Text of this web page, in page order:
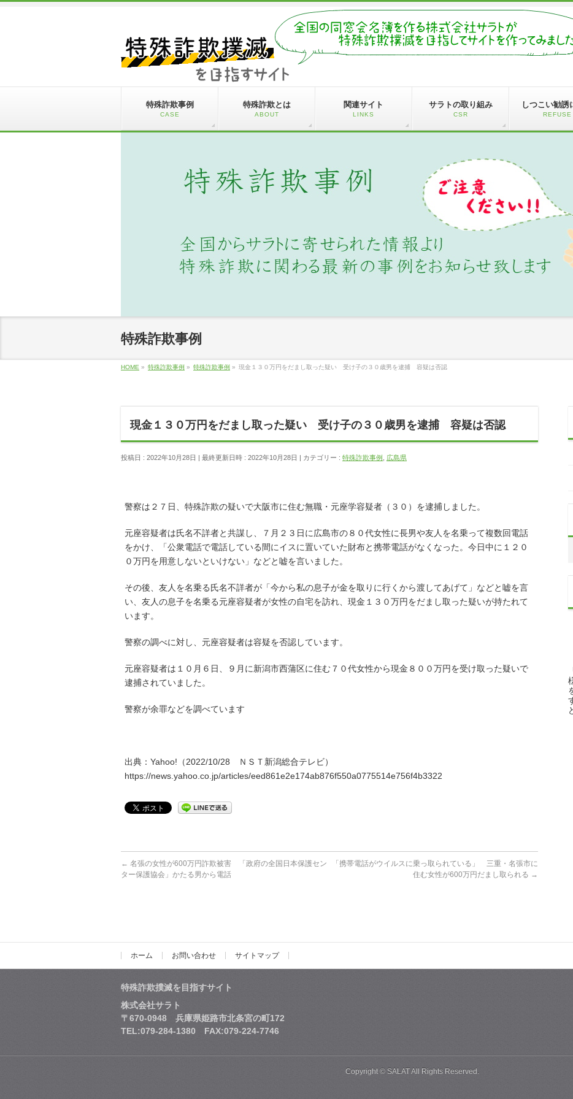
特殊詐欺事例
CASE
特殊詐欺とは
ABOUT
関連サイト
LINKS
サラトの取り組み
CSR
しつこい勧誘
REFUSE
特殊詐欺事例
HOME » 特殊詐欺事例 » 特殊詐欺事例 » 現金１３０万円をだまし取った疑い 受け子の３０歳男を逮捕 容疑は否認
現金１３０万円をだまし取った疑い 受け子の３０歳男を逮捕 容疑は否認
投稿日 : 2022年10月28日 最終更新日時 : 2022年10月28日 カテゴリー : 特殊詐欺事例 広島県
警察は２７日、特殊詐欺の疑いで大阪市に住む無職・元座学容疑者（３０）を逮捕しました。
元座容疑者は氏名不詳者と共謀し、７月２３日に広島市の８０代女性に長男や友人を名乗って複数回電話
をかけ、「公衆電話で電話している間にイスに置いていた財布と携帯電話がなくなった。今日中に１２０
０万円を用意しないといけない」などと嘘を言いました。
その後、友人を名乗る氏名不詳者が「今から私の息子が金を取りに行くから渡してあげて」などと嘘を言
い、友人の息子を名乗る元座容疑者が女性の自宅を訪れ、現金１３０万円をだまし取った疑いが持たれて
います。
警察の調べに対し、元座容疑者は容疑を否認しています。
元座容疑者は１０月６日、９月に新潟市西蒲区に住む７０代女性から現金８００万円を受け取った疑いで
逮捕されていました。
警察が余罪などを調べています
出典：Yahoo!（2022/10/28 ＮＳＴ新潟総合テレビ）
https://news.yahoo.co.jp/articles/eed861e2e174ab876f550a0775514e756f4b3322
← 名張の女性が600万円詐欺被害 「政府の全国日本保護セン
ター保護協会」かたる男から電話
「携帯電話がウイルスに乗っ取られている」 三重・名張市に
住む女性が600万円だまし取られる →
ホーム お問い合わせ サイトマップ
特殊詐欺撲滅を目指すサイト
株式会社サラト
〒670-0948 兵庫県姫路市北条宮の町172
TEL:079-284-1380 FAX:079-224-7746
Copyright © SALAT All Rights Reserved.